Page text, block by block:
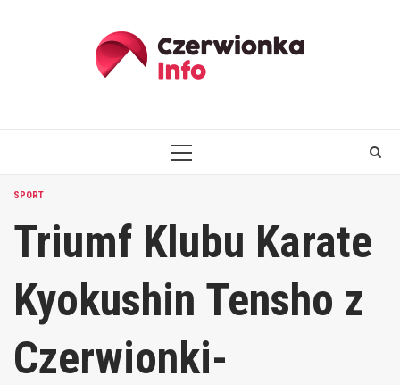
PRIMARY
SPORT
Triumf Klubu Karate
Kyokushin Tensho z
Czerwionki-